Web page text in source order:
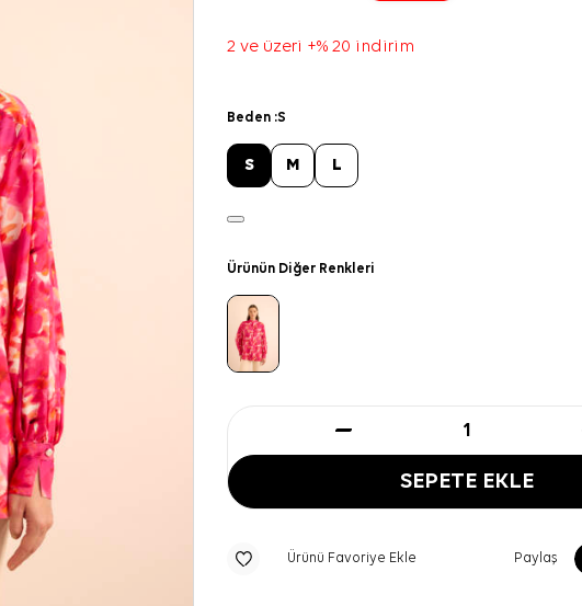
2 ve üzeri +% 20 indirim
Beden :S
S M L
Ürünün Diğer Renkleri
SEPETE EKLE
Ürünü Favoriye Ekle Paylaş